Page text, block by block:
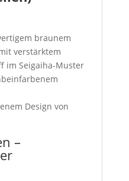
braunem
verstärktem
im Seigaiha-Muster
Design von
–